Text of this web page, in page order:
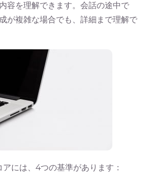
容を理解できます。会話の途中で
が複雑な場合でも、詳細まで理解で
には、4つの基準があります：